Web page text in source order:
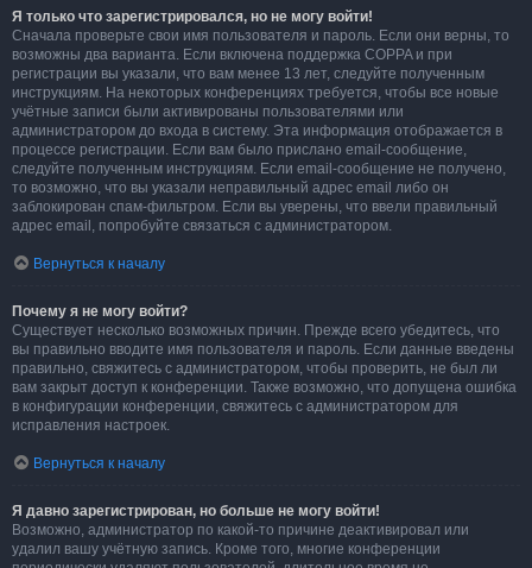
Я только что зарегистрировался, но не могу войти!
Сначала проверьте свои имя пользователя и пароль. Если они верны, то
возможны два варианта. Если включена поддержка COPPA и при
регистрации вы указали, что вам менее 13 лет, следуйте полученным
инструкциям. На некоторых конференциях требуется, чтобы все новые
учётные записи были активированы пользователями или
администратором до входа в систему. Эта информация отображается в
процессе регистрации. Если вам было прислано email-сообщение,
следуйте полученным инструкциям. Если email-сообщение не получено,
то возможно, что вы указали неправильный адрес email либо он
заблокирован спам-фильтром. Если вы уверены, что ввели правильный
адрес email, попробуйте связаться с администратором.
Вернуться к началу
Почему я не могу войти?
Существует несколько возможных причин. Прежде всего убедитесь, что
вы правильно вводите имя пользователя и пароль. Если данные введены
правильно, свяжитесь с администратором, чтобы проверить, не был ли
вам закрыт доступ к конференции. Также возможно, что допущена ошибка
в конфигурации конференции, свяжитесь с администратором для
исправления настроек.
Вернуться к началу
Я давно зарегистрирован, но больше не могу войти!
Возможно, администратор по какой-то причине деактивировал или
удалил вашу учётную запись. Кроме того, многие конференции